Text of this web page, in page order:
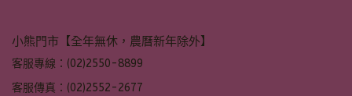
小熊門市【全年無休，農曆新年除外】
客服專線：(02)2550-8899
客服傳真：(02)2552-2677